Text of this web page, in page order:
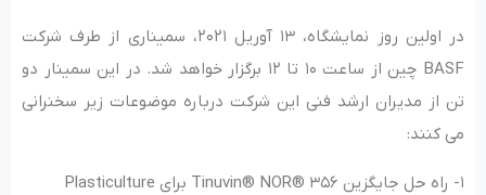
در اولین روز نمایشگاه، ۱۳ آوریل ۲۰۲۱، سمیناری از طرف شرکت
BASF چین از ساعت ۱۰ تا ۱۲ برگزار خواهد شد. در این سمینار دو
تن از مدیران ارشد فنی این شرکت درباره موضوعات زیر سخنرانی
می کنند:
۱- راه حل جایگزین Tinuvin® NOR® ۳۵۶ برای Plasticulture